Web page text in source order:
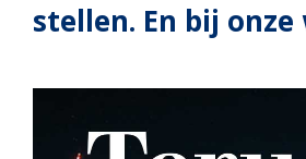
stellen. En bij